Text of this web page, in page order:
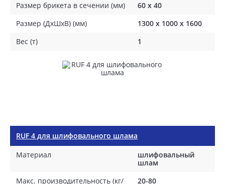
Размер брикета в сечении (мм)
60 х 40
Размер (ДхШхВ) (мм)
1300 х 1000 х 1600
Вес (т)
1
RUF 4 для шлифовального шлама
Материал
шлифовальный
шлам
Макс. производительность (кг/
20-80